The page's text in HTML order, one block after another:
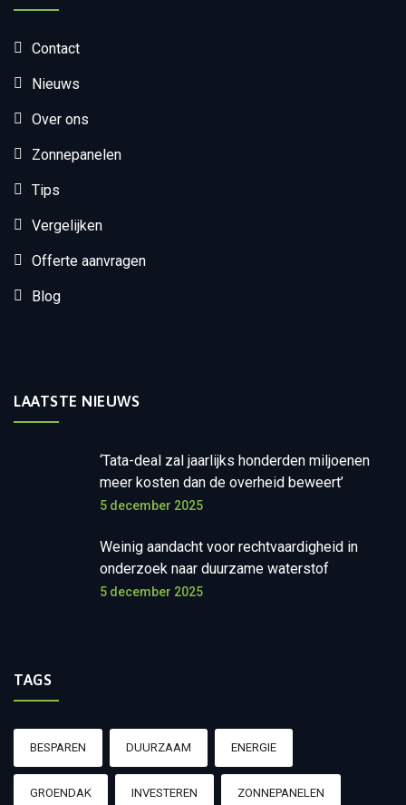
Contact
Nieuws
Over ons
Zonnepanelen
Tips
Vergelijken
Offerte aanvragen
Blog
LAATSTE NIEUWS
‘Tata-deal zal jaarlijks honderden miljoenen
meer kosten dan de overheid beweert’
5 december 2025
Weinig aandacht voor rechtvaardigheid in
onderzoek naar duurzame waterstof
5 december 2025
TAGS
BESPAREN DUURZAAM ENERGIE
GROENDAK INVESTEREN ZONNEPANELEN